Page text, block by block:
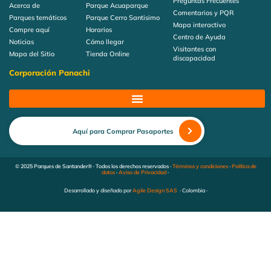
Acerca de
Parques temáticos
Compre aquí
Noticias
Mapa del Sitio
Parque Acuaparque
Parque Cerro Santisimo
Horarios
Cómo llegar
Tienda Online
Comentarios y PQR
Mapa interactivo
Centro de Ayuda
Visitantes con
discapacidad
Corporación Panachi
Aquí para Comprar Pasaportes
© 2025 Parques de Santander® · Todos los derechos reservados ·Términos y condiciones·Política de
datos·Aviso de Privacidad·
Desarrollado y diseñado porAgile Design SAS· Colombia ·